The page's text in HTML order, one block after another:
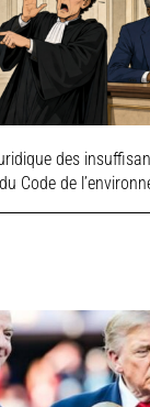
des
Code de